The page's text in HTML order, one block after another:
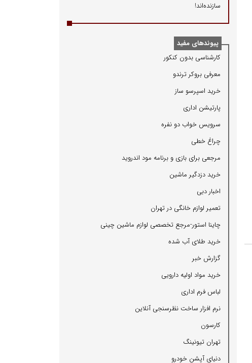
سازنده‌اند!
پیوندهای مفید
كارشناسی بدون كنكور
معرفی بروكر ترندو
خرید اسپرسو ساز
پارتیشن اداری
سرویس خواب دو نفره
چراغ خطی
مرجعی برای بازی و برنامه مود اندروید
خرید دزدگیر ماشین
اخبار دبی
تعمیر لوازم خانگی در تهران
چاینا استور-مرجع تخصصی لوازم ماشین چینی
خرید طلای آب شده
گزارش خبر
خرید مواد اولیه دارویی
لباس فرم اداری
نرم افزار ساخت نظرسنجی آنلاین
كارسون
تهران تیونینگ
دنیای آپشن خودرو